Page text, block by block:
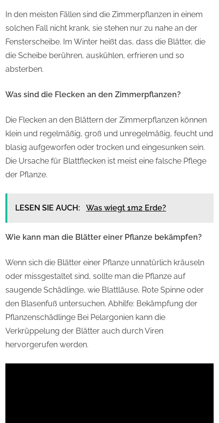
In den meisten Fällen sind die Zimmerpflanzen in einem
solchen Fall nicht krank, sie stehen nur zu nahe an der
Fensterscheibe. Im Winter heißt das, dass die Blätter, die
die Scheibe berühren, auskühlen, erfrieren und so
absterben.
Was sind die Flecken an den Zimmerpflanzen?
Die Flecken an den Blättern der Zimmerpflanzen können
klein und regelmäßig, groß und unregelmäßig, feucht und
blasig aufgeworfen oder trocken und eingesunken sein.
Die Ursache für Blattflecken ist meist eine falsche Pflege
der Pflanze.
LESEN SIE AUCH: Was wiegt 1m2 Erde?
Wie kann man die Blätter einer Pflanze bekämpfen?
Wenn sich die Blätter einer Pflanze unnatürlich kräuseln
oder missgestaltet sind, sollte man die Pflanze auf
saugende Schädlinge, wie Blattläuse, Rote Spinne oder
den Blasenfuß untersuchen. Abhilfe: Bekämpfung der
Pflanzenschädlinge Bei Pelargonien kann die
Verkrüppelung der Blätter auch durch Viren
hervorgerufen werden.